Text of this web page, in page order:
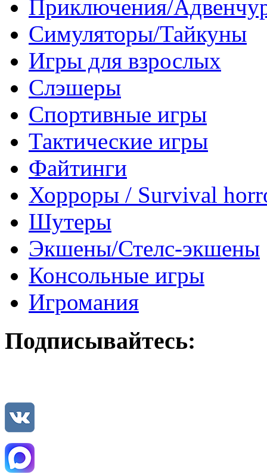
Приключения/
Симуляторы/Тайкуны
Игры для взрослых
Слэшеры
Спортивные игры
Тактические игры
Файтинги
Хорроры / Survival
Шутеры
Экшены/Стелс-экшены
Консольные игры
Игромания
Подписывайтесь: